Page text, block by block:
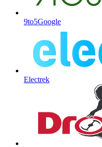
9to5Google
Electrek